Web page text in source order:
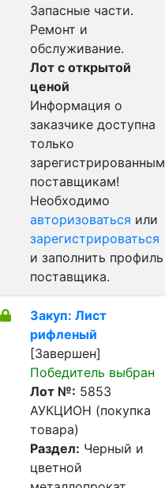
Запасные части.
Ремонт и
обслуживание.
Лот с открытой
ценой
Информация о
заказчике доступна
только
зарегистрированным
поставщикам!
Необходимо
авторизоваться или
зарегистрироваться
и заполнить профиль
поставщика.
Закуп: Лист
рифленый
[Завершен]
Победитель выбран
Лот №: 5853
АУКЦИОН (покупка
товара)
Раздел: Черный и
цветной